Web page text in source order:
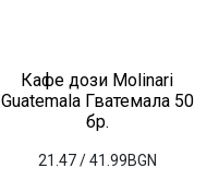
Кафе дози Molinari
Guatemala Гватемала 50
бр.
21.47 / 41.99BGN